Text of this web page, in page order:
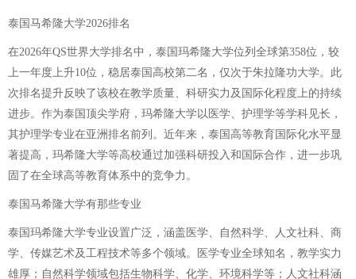
泰国马希隆大学2026排名
在2026年QS世界大学排名中，泰国玛希隆大学位列全球第358位，较
上一年度上升10位，稳居泰国高校第二名，仅次于朱拉隆功大学。此
次排名提升反映了该校在教学质量、科研实力及国际化程度上的持续
进步。作为泰国顶尖学府，玛希隆大学以医学、护理学等学科见长，
其护理学专业在亚洲排名前列。近年来，泰国高等教育国际化水平显
著提高，玛希隆大学等高校通过加强科研投入和国际合作，进一步巩
固了在全球高等教育体系中的竞争力。
泰国马希隆大学有那些专业
泰国玛希隆大学专业设置广泛，涵盖医学、自然科学、人文社科、商
学、传媒艺术及工程技术等多个领域。医学专业全球知名，教学实力
雄厚；自然科学领域包括生物科学、化学、环境科学等；人文社科涵